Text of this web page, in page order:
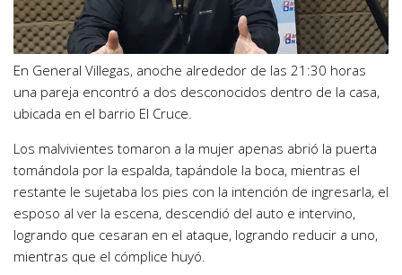
En General Villegas, anoche alrededor de las 21:30 horas
una pareja encontró a dos desconocidos dentro de la casa,
ubicada en el barrio El Cruce.
Los malvivientes tomaron a la mujer apenas abrió la puerta
tomándola por la espalda, tapándole la boca, mientras el
restante le sujetaba los pies con la intención de ingresarla, el
esposo al ver la escena, descendió del auto e intervino,
logrando que cesaran en el ataque, logrando reducir a uno,
mientras que el cómplice huyó.